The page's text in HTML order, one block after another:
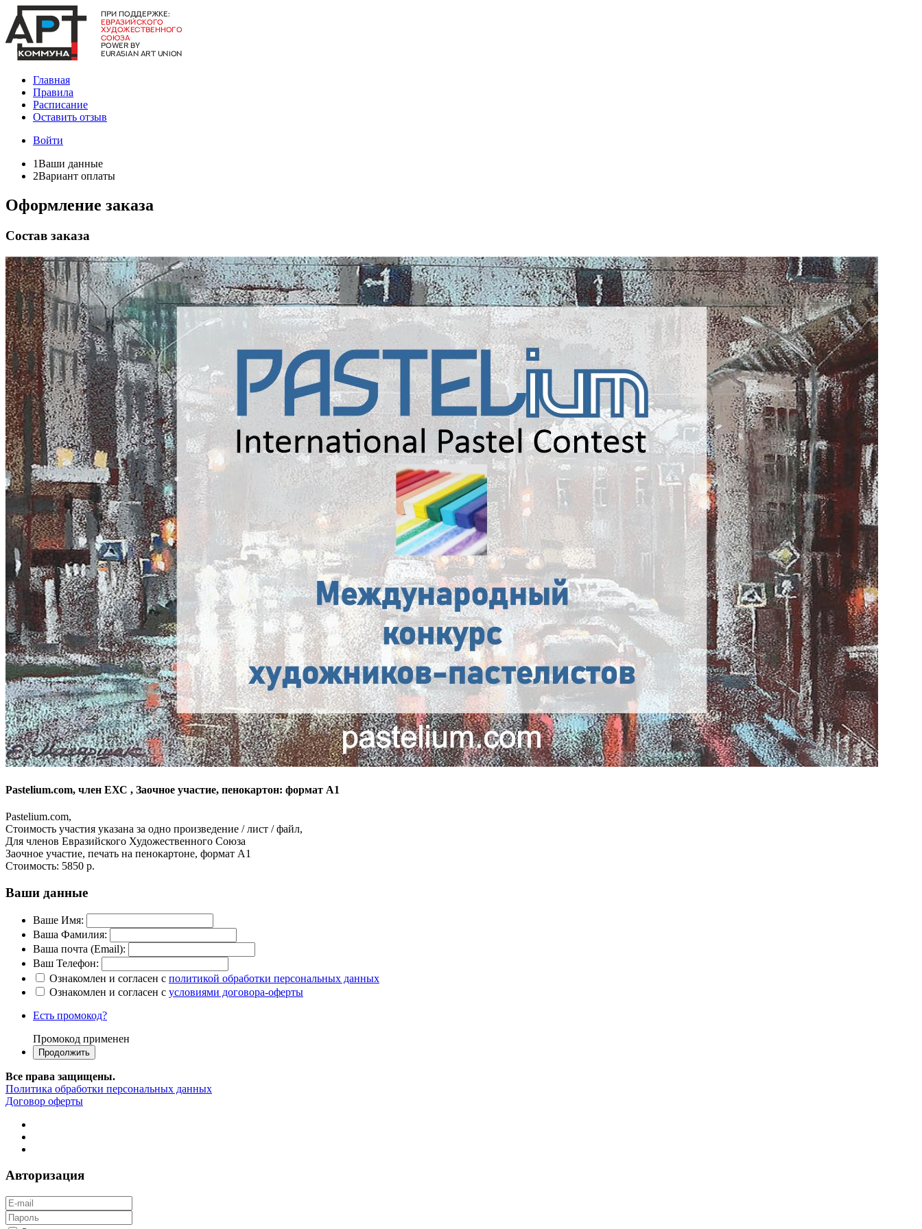
Главная
Правила
Расписание
Оставить отзыв
Войти
1Ваши данные
2Вариант оплаты
Оформление заказа
Состав заказа
Pastelium.com, член ЕХС , Заочное участие, пенокартон: формат А1
Pastelium.com,
Стоимость участия указана за одно произведение / лист / файл,
Для членов Евразийского Художественного Союза
Заочное участие, печать на пенокартоне, формат А1
Стоимость: 5850 р.
Ваши данные
Ваше Имя:
Ваша Фамилия:
Ваша почта (Email):
Ваш Телефон:
Ознакомлен и согласен с политикой обработки персональных данных
Ознакомлен и согласен с условиями договора-оферты
Есть промокод?
Промокод применен
Все права защищены.
Политика обработки персональных данных
Договор оферты
Авторизация